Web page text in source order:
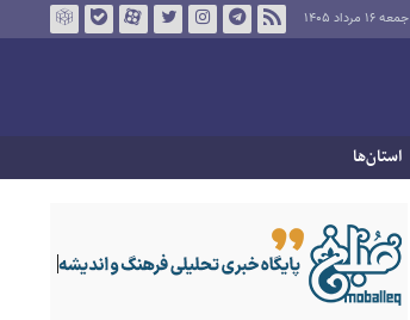
جمعه ۱۶ مرداد ۱۴۰۵
استان‌ها